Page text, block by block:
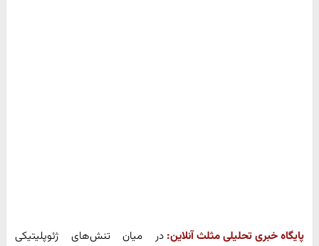
پایگاه خبری تحلیلی مثلث آنلاین: در میان تنش‌های ژئوپلیتیکی